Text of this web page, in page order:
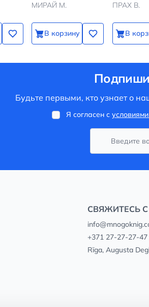
МИРАЙ М.
В корзину
любила
ПРАХ В.
В
Будьте первыми, кто узнает о
Я согласен с
СВЯЖИТЕСЬ
+371 27-27-27-47
Rīga, Augusta